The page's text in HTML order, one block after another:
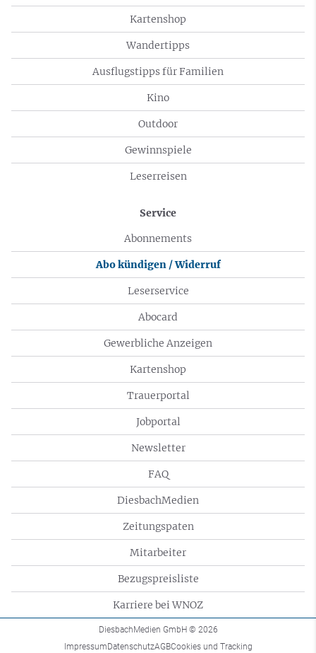
Kartenshop
Wandertipps
Ausflugstipps für Familien
Kino
Outdoor
Gewinnspiele
Leserreisen
Service
Abonnements
Abo kündigen / Widerruf
Leserservice
Abocard
Gewerbliche Anzeigen
Kartenshop
Trauerportal
Jobportal
Newsletter
FAQ
DiesbachMedien
Zeitungspaten
Mitarbeiter
Bezugspreisliste
Karriere bei WNOZ
DiesbachMedien GmbH © 2026
ImpressumDatenschutzAGBCookies und Tracking